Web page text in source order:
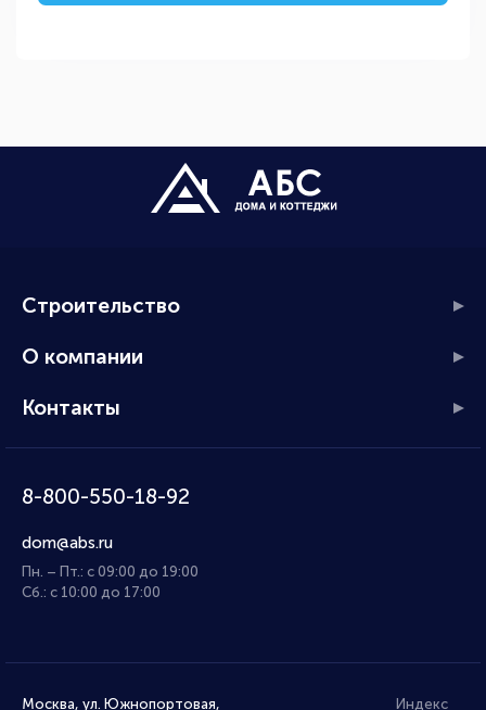
Строительство
О компании
Контакты
8-800-550-18-92
dom@abs.ru
Пн. – Пт.: с 09:00 до 19:00
Сб.: с 10:00 до 17:00
Москва, ул. Южнопортовая, Индекс